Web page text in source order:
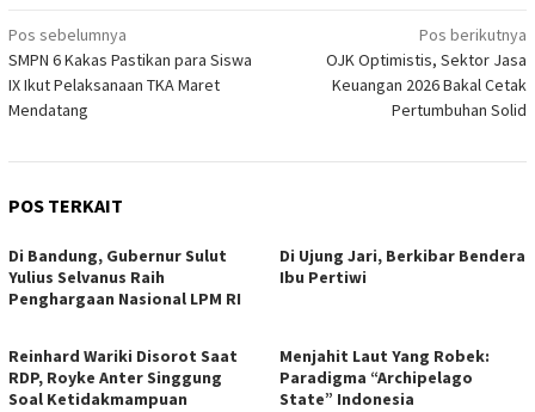
Navigasi
pos
Pos sebelumnya
SMPN 6 Kakas Pastikan para Siswa
IX Ikut Pelaksanaan TKA Maret
Mendatang
Pos berikutnya
OJK Optimistis, Sektor Jasa
Keuangan 2026 Bakal Cetak
Pertumbuhan Solid
POS TERKAIT
Di Bandung, Gubernur Sulut
Yulius Selvanus Raih
Penghargaan Nasional LPM RI
Di Ujung Jari, Berkibar Bendera
Ibu Pertiwi
Reinhard Wariki Disorot Saat
RDP, Royke Anter Singgung
Soal Ketidakmampuan
Menjahit Laut Yang Robek:
Paradigma “Archipelago
State” Indonesia